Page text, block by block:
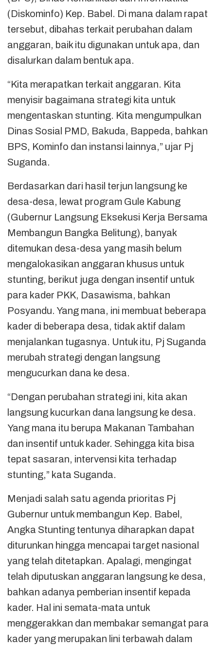
(Diskominfo) Kep. Babel. Di mana dalam rapat
tersebut, dibahas terkait perubahan dalam
anggaran, baik itu digunakan untuk apa, dan
disalurkan dalam bentuk apa.
“Kita merapatkan terkait anggaran. Kita
menyisir bagaimana strategi kita untuk
mengentaskan stunting. Kita mengumpulkan
Dinas Sosial PMD, Bakuda, Bappeda, bahkan
BPS, Kominfo dan instansi lainnya,” ujar Pj
Suganda.
Berdasarkan dari hasil terjun langsung ke
desa-desa, lewat program Gule Kabung
(Gubernur Langsung Eksekusi Kerja Bersama
Membangun Bangka Belitung), banyak
ditemukan desa-desa yang masih belum
mengalokasikan anggaran khusus untuk
stunting, berikut juga dengan insentif untuk
para kader PKK, Dasawisma, bahkan
Posyandu. Yang mana, ini membuat beberapa
kader di beberapa desa, tidak aktif dalam
menjalankan tugasnya. Untuk itu, Pj Suganda
merubah strategi dengan langsung
mengucurkan dana ke desa.
“Dengan perubahan strategi ini, kita akan
langsung kucurkan dana langsung ke desa.
Yang mana itu berupa Makanan Tambahan
dan insentif untuk kader. Sehingga kita bisa
tepat sasaran, intervensi kita terhadap
stunting,” kata Suganda.
Menjadi salah satu agenda prioritas Pj
Gubernur untuk membangun Kep. Babel,
Angka Stunting tentunya diharapkan dapat
diturunkan hingga mencapai target nasional
yang telah ditetapkan. Apalagi, mengingat
telah diputuskan anggaran langsung ke desa,
bahkan adanya pemberian insentif kepada
kader. Hal ini semata-mata untuk
menggerakkan dan membakar semangat para
kader yang merupakan lini terbawah dalam